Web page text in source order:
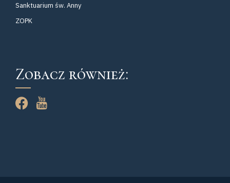
Sanktuarium św. Anny
ZOPK
Zobacz również: